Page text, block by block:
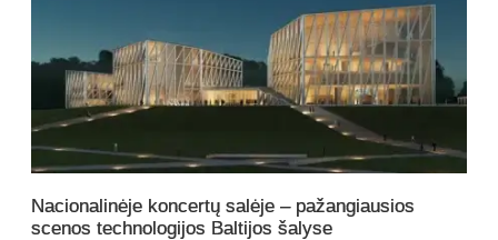
Nacionalinėje koncertų salėje – pažangiausios
scenos technologijos Baltijos šalyse